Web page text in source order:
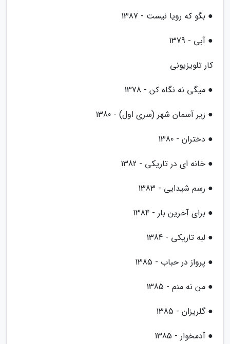
● بگو که رویا نیست - 1387
● آبی - 1379
کار تلویزیونی
● میگی نه نگاه کن - 1378
● زیر آسمان شهر (سری اول) - 1380
● دختران - 1380
● خانه ای در تاریکی - 1382
● رسم شیدایی - 1383
● برای آخرین بار - 1384
● لبه تاریکی - 1384
● پرواز در حباب - 1385
● من نه منم - 1385
● گلریزان - 1385
● آدمخوار - 1385